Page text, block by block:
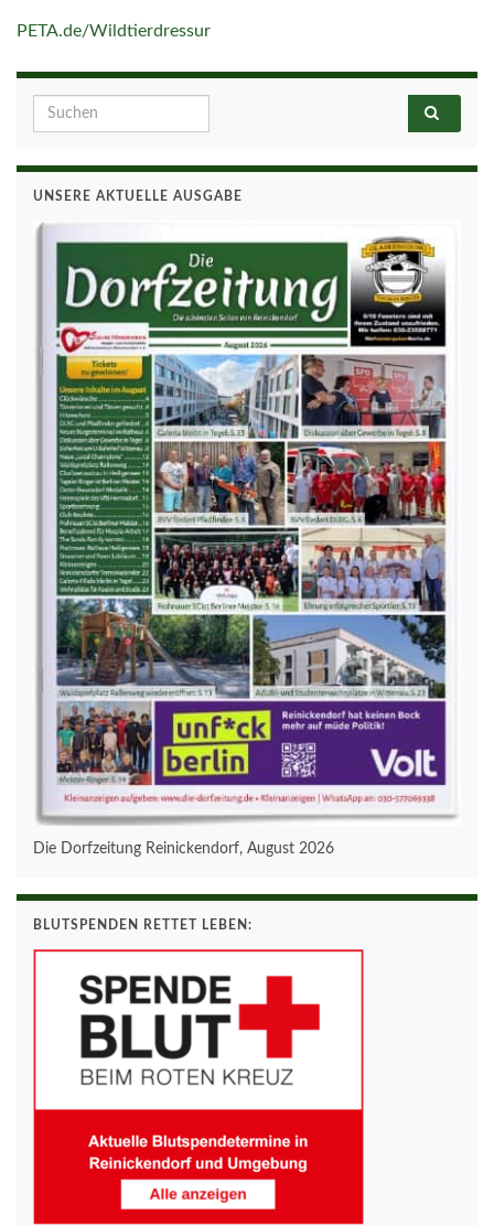
PETA.de/Wildtierdressur
Search for:
UNSERE AKTUELLE AUSGABE
Die Dorfzeitung Reinickendorf, August 2026
BLUTSPENDEN RETTET LEBEN: